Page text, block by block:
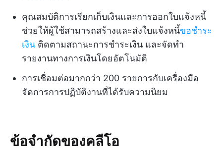
คุณสมบัติการเรียกเก็บเงินและการออกใบแจ้งหนี้
ช่วยให้ผู้ใช้สามารถสร้างและส่งใบแจ้งหนี้ขอชำระ
เงิน ติดตามสถานะการชำระเงิน และจัดทำ
รายงานทางการเงินโดยอัตโนมัติ
การเชื่อมต่อมากกว่า 200 รายการกับเครื่องมือ
จัดการการปฏิบัติงานที่ได้รับความนิยม
ข้อจำกัดของคลีโอ